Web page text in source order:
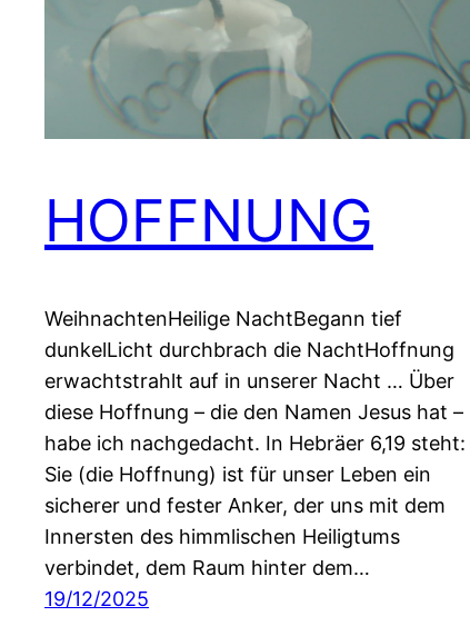
HOFFNUNG
WeihnachtenHeilige NachtBegann tief
dunkelLicht durchbrach die NachtHoffnung
erwachtstrahlt auf in unserer Nacht … Über
diese Hoffnung – die den Namen Jesus hat –
habe ich nachgedacht. In Hebräer 6,19 steht:
Sie (die Hoffnung) ist für unser Leben ein
sicherer und fester Anker, der uns mit dem
Innersten des himmlischen Heiligtums
verbindet, dem Raum hinter dem…
19/12/2025